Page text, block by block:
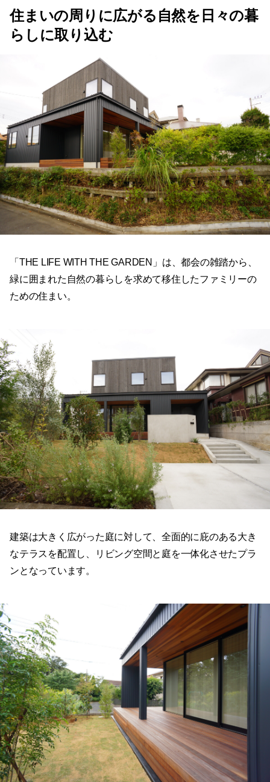
住まいの周りに広がる自然を日々の暮
らしに取り込む
「THE LIFE WITH THE GARDEN」は、都会の雑踏から、
緑に囲まれた自然の暮らしを求めて移住したファミリーの
ための住まい。
建築は大きく広がった庭に対して、全面的に庇のある大き
なテラスを配置し、リビング空間と庭を一体化させたプラ
ンとなっています。